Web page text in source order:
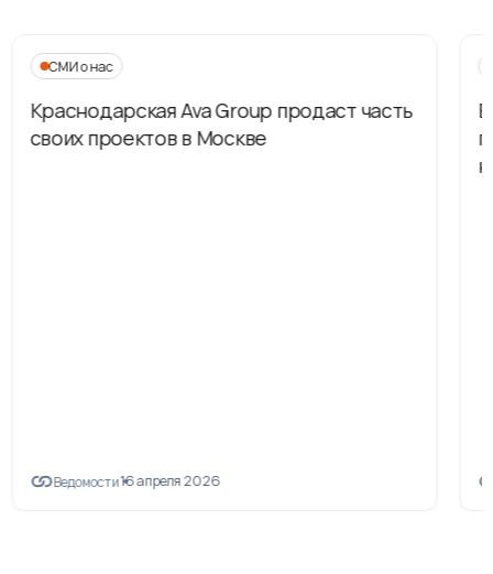
СМИ о нас
Краснодарская Ava Group продаст часть
своих проектов в Москве
Ведомости16 апреля 2026